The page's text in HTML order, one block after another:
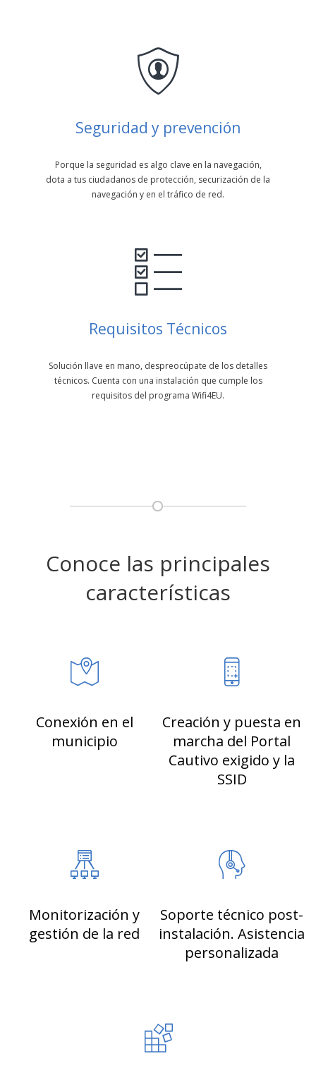
Seguridad y prevención
Porque la seguridad es algo clave en la navegación,
dota a tus ciudadanos de protección, securización de la
navegación y en el tráfico de red.
Requisitos Técnicos
Solución llave en mano, despreocúpate de los detalles
técnicos. Cuenta con una instalación que cumple los
requisitos del programa Wifi4EU.
Conoce las principales
características
Conexión en el
municipio
Creación y puesta en
marcha del Portal
Cautivo exigido y la
SSID
Monitorización y
gestión de la red
Soporte técnico post-
instalación. Asistencia
personalizada